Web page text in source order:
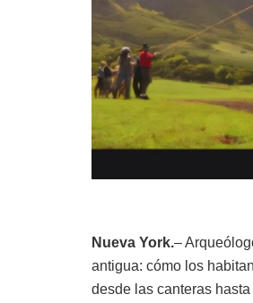
Nueva York.–
antigua: cómo los
desde las canteras